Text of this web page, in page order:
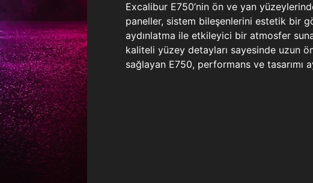
Excalibur E750’nin ön ve yan
paneller, sistem bileşenlerini estetik bir
aydınlatma ile etkileyici bir atmosfer
kaliteli yüzey detayları sayesinde uzun
sağlayan E750, performans ve tasarımı